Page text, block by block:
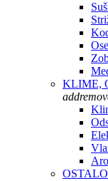
KLIME,
add
OSTALO